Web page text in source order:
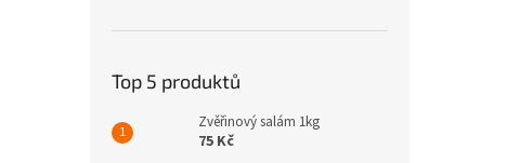
Top 5 produktů
Zvěřinový salám 1kg
75 Kč